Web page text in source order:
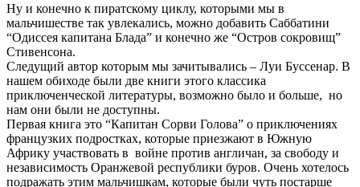
Ну и конечно к пиратскому циклу, которыми мы в
мальчишестве так увлекались, можно добавить Саббатини
“Одиссея капитана Блада” и конечно же “Остров сокровищ”
Стивенсона.
Следущий автор которым мы зачитывались – Луи Буссенар. В
нашем обиходе были две книги этого классика
приключенческой литературы, возможно было и больше, но
нам они были не доступны.
Первая книга это “Капитан Сорви Голова” о приключениях
французких подростках, которые приезжают в Южную
Африку участвовать в войне против англичан, за свободу и
независимость Оранжевой республики буров. Очень хотелось
подражать этим мальчишкам, которые были чуть постарше